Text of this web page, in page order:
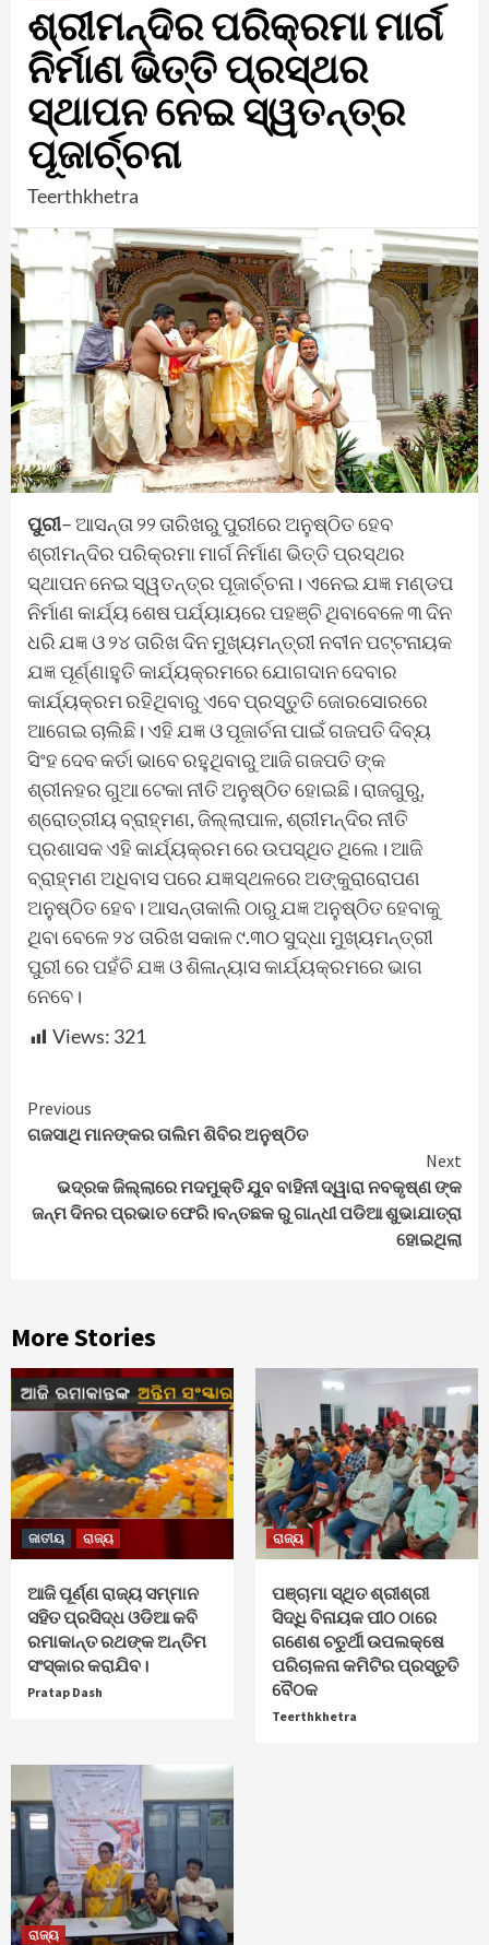
ଶ୍ରୀମନ୍ଦିର ପରିକ୍ରମା ମାର୍ଗ
ନିର୍ମାଣ ଭିତ୍ତି ପ୍ରସ୍ଥର
ସ୍ଥାପନ ନେଇ ସ୍ୱତନ୍ତ୍ର
ପୂଜାର୍ଚ୍ଚନା
Teerthkhetra
ପୁରୀ– ଆସନ୍ତା ୨୨ ତାରିଖରୁ ପୁରୀରେ ଅନୁଷ୍ଠିତ ହେବ
ଶ୍ରୀମନ୍ଦିର ପରିକ୍ରମା ମାର୍ଗ ନିର୍ମାଣ ଭିତ୍ତି ପ୍ରସ୍ଥର
ସ୍ଥାପନ ନେଇ ସ୍ୱତନ୍ତ୍ର ପୂଜାର୍ଚ୍ଚନା। ଏନେଇ ଯଜ୍ଞ ମଣ୍ଡପ
ନିର୍ମାଣ କାର୍ଯ୍ୟ ଶେଷ ପର୍ଯ୍ୟାୟରେ ପହଞ୍ଚି ଥିବାବେଳେ ୩ ଦିନ
ଧରି ଯଜ୍ଞ ଓ ୨୪ ତାରିଖ ଦିନ ମୁଖ୍ୟମନ୍ତ୍ରୀ ନବୀନ ପଟ୍ଟନାୟକ
ଯଜ୍ଞ ପୂର୍ଣ୍ଣାହୁତି କାର୍ଯ୍ୟକ୍ରମରେ ଯୋଗଦାନ ଦେବାର
କାର୍ଯ୍ୟକ୍ରମ ରହିଥିବାରୁ ଏବେ ପ୍ରସ୍ତୁତି ଜୋରସୋରରେ
ଆଗେଇ ଚାଲିଛି। ଏହି ଯଜ୍ଞ ଓ ପୂଜାର୍ଚନା ପାଇଁ ଗଜପତି ଦିବ୍ୟ
ସିଂହ ଦେବ କର୍ତା ଭାବେ ରହୁଥିବାରୁ ଆଜି ଗଜପତି ଙ୍କ
ଶ୍ରୀନହର ଗୁଆ ଟେକା ନୀତି ଅନୁଷ୍ଠିତ ହୋଇଛି। ରାଜଗୁରୁ,
ଶ୍ରୋତ୍ରୀୟ ବ୍ରାହ୍ମଣ, ଜିଲ୍ଲାପାଳ, ଶ୍ରୀମନ୍ଦିର ନୀତି
ପ୍ରଶାସକ ଏହି କାର୍ଯ୍ୟକ୍ରମ ରେ ଉପସ୍ଥିତ ଥିଲେ। ଆଜି
ବ୍ରାହ୍ମଣ ଅଧିବାସ ପରେ ଯଜ୍ଞସ୍ଥଳରେ ଅଙ୍କୁରାରୋପଣ
ଅନୁଷ୍ଠିତ ହେବ। ଆସନ୍ତାକାଲି ଠାରୁ ଯଜ୍ଞ ଅନୁଷ୍ଠିତ ହେବାକୁ
ଥିବା ବେଳେ ୨୪ ତାରିଖ ସକାଳ ୯.୩୦ ସୁଦ୍ଧା ମୁଖ୍ୟମନ୍ତ୍ରୀ
ପୁରୀ ରେ ପହଁଚି ଯଜ୍ଞ ଓ ଶିଳାନ୍ୟାସ କାର୍ଯ୍ୟକ୍ରମରେ ଭାଗ
ନେବେ।
Views: 321
Continue
Reading
Previous
ଗଜସାଥି ମାନଙ୍କର ତାଲିମ ଶିବିର ଅନୁଷ୍ଠିତ
Next
ଭଦ୍ରକ ଜିଲ୍ଲାରେ ମଦମୁକ୍ତି ଯୁବ ବାହିନୀ ଦ୍ୱାରା ନବକୃଷ୍ଣ ଙ୍କ
ଜନ୍ମ ଦିନର ପ୍ରଭାତ ଫେରି।ବନ୍ତଛକ ରୁ ଗାନ୍ଧୀ ପଡିଆ ଶୁଭାଯାତ୍ରା
ହୋଇଥିଲା
More Stories
ଜାତୀୟ ରାଜ୍ୟ
ଆଜି ପୂର୍ଣ୍ଣ ରାଜ୍ୟ ସମ୍ମାନ
ସହିତ ପ୍ରସିଦ୍ଧ ଓଡିଆ କବି
ରମାକାନ୍ତ ରଥଙ୍କ ଅନ୍ତିମ
ସଂସ୍କାର କରାଯିବ।
Pratap Dash
ରାଜ୍ୟ
ପଞ୍ଚାମା ସ୍ଥିତ ଶ୍ରୀଶ୍ରୀ
ସିଦ୍ଧି ବିନାୟକ ପୀଠ ଠାରେ
ଗଣେଶ ଚତୁର୍ଥୀ ଉପଲକ୍ଷେ
ପରିଚାଳନା କମିଟିର ପ୍ରସ୍ତୁତି
ବୈଠକ
Teerthkhetra
ରାଜ୍ୟ